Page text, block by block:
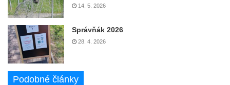
14. 5. 2026
Správňák 2026
28. 4. 2026
Podobné články